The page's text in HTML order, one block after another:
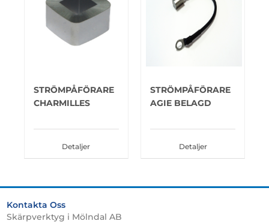
STRÖMPÅFÖRARE
CHARMILLES
Detaljer
STRÖMPÅFÖRARE
AGIE BELAGD
Detaljer
Kontakta Oss
Skärpverktyg i Mölndal AB